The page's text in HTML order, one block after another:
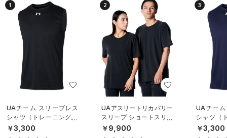
1
UAチーム スリーブレス
シャツ（トレーニング/U
NISEX）
￥3,300
2
UAアスリートリカバリー
スリープ ショートスリー
ブ シャツ（ライフスタイ
ル/UNISEX）
￥9,900
3
UAチー
シャツ（
NISEX）
￥3,300